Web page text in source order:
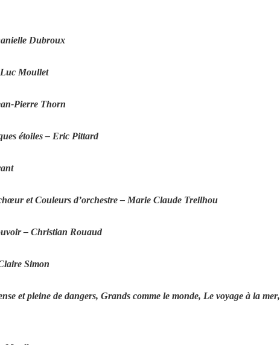
Dubroux
Moullet
Pierre Thorn
étoiles– Eric Pittard
etCouleurs d’orchestre– Marie Claude Treilhou
– Christian Rouaud
Simon
et pleine de dangers, Grands comme le monde, Le voyage à la mer,